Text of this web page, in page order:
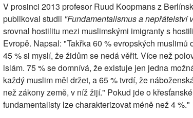
V prosinci 2013 profesor Ruud Koopmans z
publikoval studii "Fundamentalismus a nepřátelství
srovnal hostilitu mezi muslimskými imigranty s
Evropě. Napsal: "Takřka 60 % evropských
45 % si myslí, že židům se nedá věřit. Více než
islám. 75 % se domnívá, že existuje jen jedna
každý muslim měl držet, a 65 % tvrdí, že
než zákony země, v níž žijí." Pokud jde o
fundamentalisty lze charakterizovat méně než 4 %."